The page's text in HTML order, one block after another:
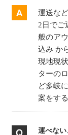
運送な
2日でご
般のア
込み か
現地現
ターの
ど多岐
案をす
運べな